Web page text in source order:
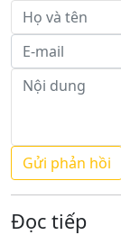
Đọc tiếp